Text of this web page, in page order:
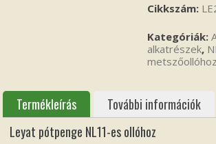
Cikkszám:
Kategóriák:
alkatrészek,
metszőollóhoz
Termékleírás
További információk
Leyat pótpenge NL11-es ollóhoz